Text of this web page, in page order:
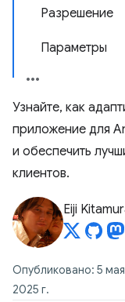
Разрешение
Параметры
Узнайте, как
приложение для
и обеспечить
клиентов.
Eiji
Опубликовано: 5
2025 г.